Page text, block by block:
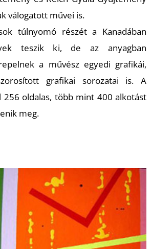
válogatott művei is.
túlnyomó részét a Kanadában
teszik ki, de az anyagban
a művész egyedi grafikái,
grafikai sorozatai is. A
256 oldalas, több mint 400 alkotást
meg.